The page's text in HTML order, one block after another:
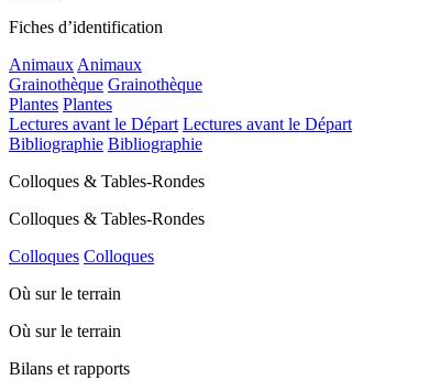
Fiches d’identification
Animaux Animaux
Grainothèque Grainothèque
Plantes Plantes
Lectures avant le Départ Lectures avant le Départ
Bibliographie Bibliographie
Colloques & Tables-Rondes
Colloques & Tables-Rondes
Colloques Colloques
Où sur le terrain
Où sur le terrain
Bilans et rapports